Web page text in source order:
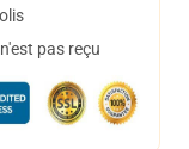
pas reçu